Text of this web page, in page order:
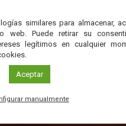
similares para almacenar,
Puede retirar su
legítimos en cualquier
Aceptar
manualmente